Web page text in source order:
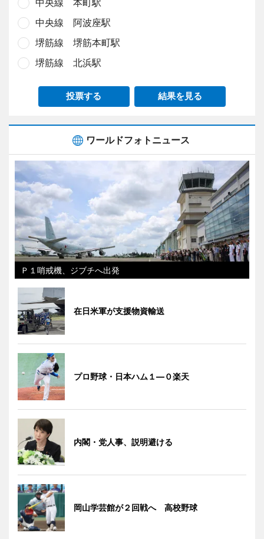
中央線 阿波座駅
堺筋線 堺筋本町駅
堺筋線 北浜駅
投票する 結果を見る
ワールドフォトニュース
Ｐ１哨戒機、ジブチへ出発
在日米軍が支援物資輸送
プロ野球・日本ハム１―０楽天
内閣・党人事、説明避ける
岡山学芸館が２回戦へ 高校野球